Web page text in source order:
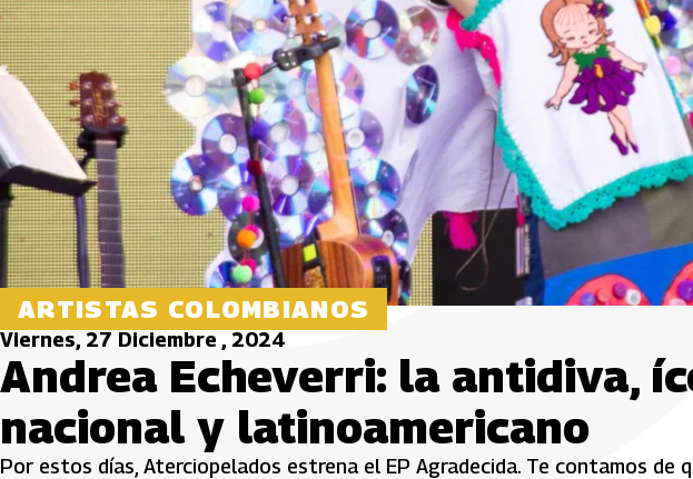
ARTISTAS COLOMBIANOS
Viernes, 27 Diciembre , 2024
Andrea Echeverri: la antidiva,
nacional y latinoamericano
Por estos días, Aterciopelados estrena el EP Agradecida. Te contamos